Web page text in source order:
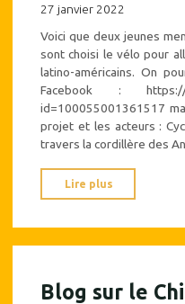
27 janvier 2022
Voici que deux jeunes
sont choisi le vélo pour
latino-américains. On
Facebook : https://
id=100055001361517
projet et les acteurs :
travers la cordillère des
Lire plus
visite
projets
fait
Blog sur le